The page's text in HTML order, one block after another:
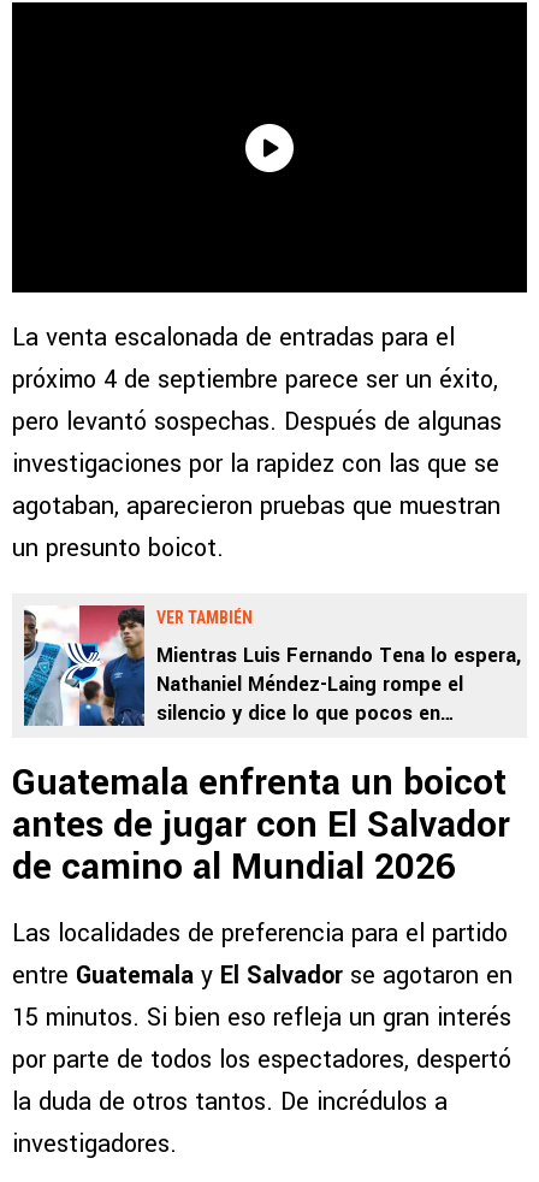
La venta escalonada de entradas para el
próximo 4 de septiembre parece ser un éxito,
pero levantó sospechas. Después de algunas
investigaciones por la rapidez con las que se
agotaban, aparecieron pruebas que muestran
un presunto boicot.
VER TAMBIÉN
Mientras Luis Fernando Tena lo espera,
Nathaniel Méndez-Laing rompe el
silencio y dice lo que pocos en
Escobar
Guatemala enfrenta un boicot
antes de jugar con El Salvador
de camino al Mundial 2026
Las localidades de preferencia para el partido
entre Guatemala y El Salvador se agotaron en
15 minutos. Si bien eso refleja un gran interés
por parte de todos los espectadores, despertó
la duda de otros tantos. De incrédulos a
investigadores.